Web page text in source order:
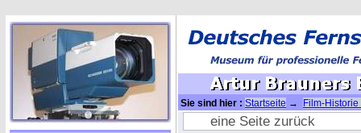
Sie sind hier : Startseite →
Film-Historie
IV
eine Seite zurück